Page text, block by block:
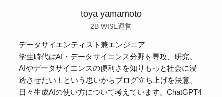
tōya yamamoto
2B WISE運営
データサイエンティスト兼エンジニア
学生時代はAI・データサイエンス分野を専攻、研究。
AIやデータサイエンスの便利さを知りもっと社会に浸
透させたい！という思いからブログ立ち上げを決意。
日々生成AIの使い方について考えています。ChatGPT4